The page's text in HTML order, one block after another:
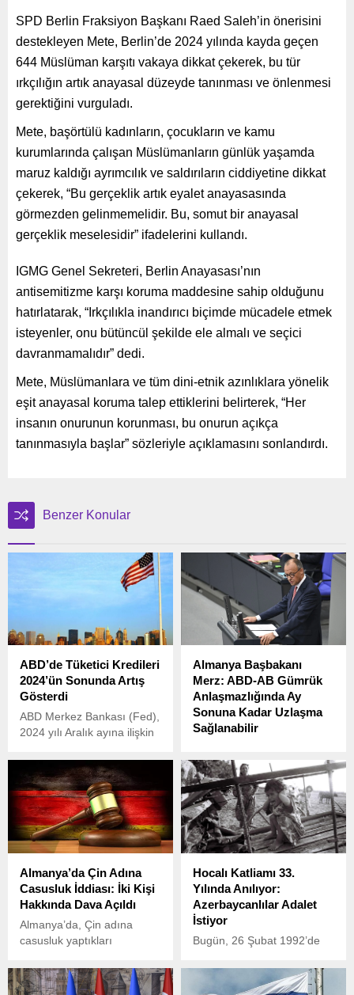
SPD Berlin Fraksiyon Başkanı Raed Saleh’in önerisini
destekleyen Mete, Berlin’de 2024 yılında kayda geçen
644 Müslüman karşıtı vakaya dikkat çekerek, bu tür
ırkçılığın artık anayasal düzeyde tanınması ve önlenmesi
gerektiğini vurguladı.
Mete, başörtülü kadınların, çocukların ve kamu
kurumlarında çalışan Müslümanların günlük yaşamda
maruz kaldığı ayrımcılık ve saldırıların ciddiyetine dikkat
çekerek, “Bu gerçeklik artık eyalet anayasasında
görmezden gelinmemelidir. Bu, somut bir anayasal
gerçeklik meselesidir” ifadelerini kullandı.
IGMG Genel Sekreteri, Berlin Anayasası’nın
antisemitizme karşı koruma maddesine sahip olduğunu
hatırlatarak, “Irkçılıkla inandırıcı biçimde mücadele etmek
isteyenler, onu bütüncül şekilde ele almalı ve seçici
davranmamalıdır” dedi.
Mete, Müslümanlara ve tüm dini-etnik azınlıklara yönelik
eşit anayasal koruma talep ettiklerini belirterek, “Her
insanın onurunun korunması, bu onurun açıkça
tanınmasıyla başlar” sözleriyle açıklamasını sonlandırdı.
Benzer Konular
ABD’de Tüketici Kredileri
2024’ün Sonunda Artış
Gösterdi
ABD Merkez Bankası (Fed),
2024 yılı Aralık ayına ilişkin
açıkladı.
Almanya Başbakanı
Merz: ABD-AB Gümrük
Anlaşmazlığında Ay
Sonuna Kadar Uzlaşma
Sağlanabilir
Friedrich Merz, ABD ile
Avrupa Birliği arasındaki
gümrük anlaşmazlığında ay
sonuna kadar bir çözüme
ulaşılabileceğini belirterek
“ihtiyatlı iyimserlik” içinde
Federal Meclis’teki bütçe
oturumunda yaptığı
konuşmada savunma
harcamaları, düzensiz göç
ve Ukrayna’ya destek
AfD Eş Genel Başkanı Alice
Weidel’den sert eleştiriler
Almanya’da Çin Adına
Casusluk İddiası: İki Kişi
Hakkında Dava Açıldı
Almanya’da, Çin adına
casusluk yaptıkları
diğeri Çin vatandaşı iki kişi
hakkında dava açıldı.
Hocalı Katliamı 33.
Yılında Anılıyor:
Azerbaycanlılar Adalet
İstiyor
Bugün, 26 Şubat 1992’de
gerçekleştirilen Hocalı
Katliamı’nın 33. yıldönümü.